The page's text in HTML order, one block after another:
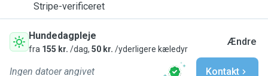
Stripe-verificeret
Hundedagpleje
fra 155 kr. /dag, 50 kr. /yderligere kæledyr
Ændre
Ingen datoer angivet Kontakt